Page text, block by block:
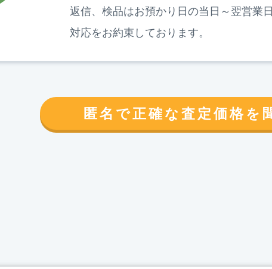
返信、検品はお預かり日の当日～翌営業
対応をお約束しております。
匿名で正確な査定価格を